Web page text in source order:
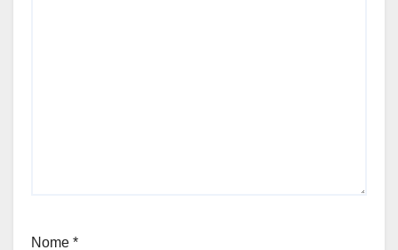
Nome *